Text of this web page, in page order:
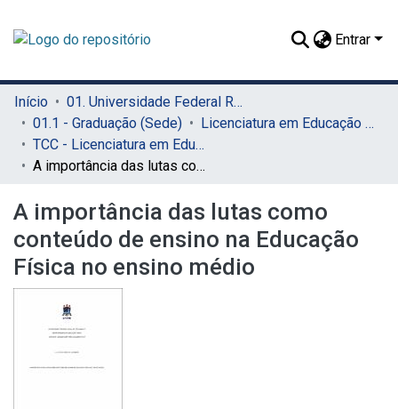
Entrar
Início
01. Universidade Federal Rural de Pernambuco - UFRPE (Sede)
01.1 - Graduação (Sede)
Licenciatura em Educação Física (Sede)
TCC - Licenciatura em Educação Física (Sede)
A importância das lutas como conteúdo de ensino na Educação Física no ensino médio
A importância das lutas como
conteúdo de ensino na Educação
Física no ensino médio